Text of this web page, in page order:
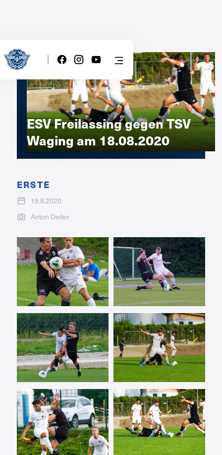
ESV Freilassing gegen TSV
Waging am 18.08.2020
ERSTE
19.8.2020
Anton Deiter